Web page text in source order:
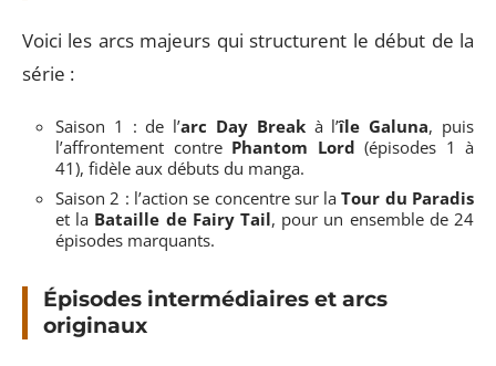
Voici les arcs majeurs qui structurent le début de la
série :
Saison 1 : de l’arc Day Breakà l’île Galuna, puis
l’affrontement contre Phantom Lord (épisodes 1 à
41), fidèle aux débuts du manga.
Saison 2 : l’action se concentre sur laTour du Paradis
et la Bataille de Fairy Tail, pour un ensemble de 24
épisodes marquants.
Épisodes intermédiaires et arcs
originaux